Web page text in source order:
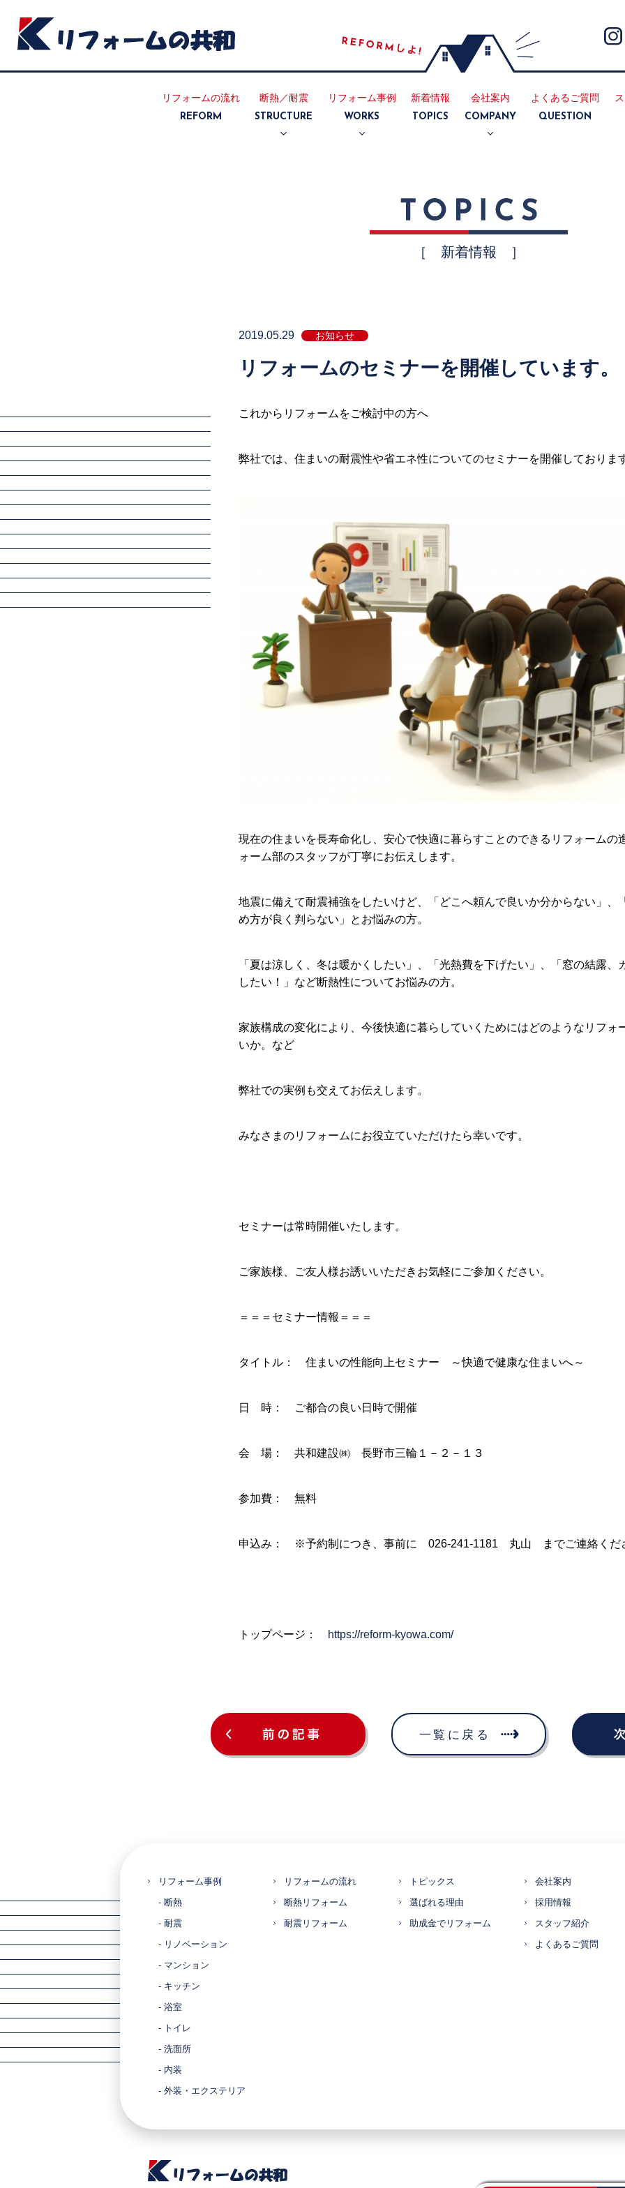
リフォームの流れ
REFORM
断熱／耐震
STRUCTURE
リフォーム事例
WORKS
新着情報
TOPICS
会社案内
COMPANY
よくあるご質問
QUESTION
［ 新着情報 ］
2019.05.29 お知らせ
リフォームのセミナーを開催しています。
これからリフォームをご検討中の方へ
弊社では、住まいの耐震性や省エネ性についてのセミナーを開催しておりま
現在の住まいを長寿命化し、安心で快適に暮らすことのできるリフォームの
ォーム部のスタッフが丁寧にお伝えします。
地震に備えて耐震補強をしたいけど、「どこへ頼んで良いか分からない」、
め方が良く判らない」とお悩みの方。
「夏は涼しく、冬は暖かくしたい」、「光熱費を下げたい」、「窓の結露、
したい！」など断熱性についてお悩みの方。
家族構成の変化により、今後快適に暮らしていくためにはどのようなリフォ
いか。など
弊社での実例も交えてお伝えします。
みなさまのリフォームにお役立ていただけたら幸いです。
セミナーは常時開催いたします。
ご家族様、ご友人様お誘いいただきお気軽にご参加ください。
＝＝＝セミナー情報＝＝＝
タイトル： 住まいの性能向上セミナー ～快適で健康な住まいへ～
日 時： ご都合の良い日時で開催
会 場： 共和建設㈱ 長野市三輪１－２－１３
参加費： 無料
申込み： ※予約制につき、事前に 026-241-1181 丸山 までご連絡くだ
トップページ： https://reform-kyowa.com/
リフォーム事例
- 断熱
- 耐震
- リノベーション
- マンション
- キッチン
- 浴室
- トイレ
- 洗面所
- 内装
- 外装・エクステリア
リフォームの流れ
断熱リフォーム
耐震リフォーム
トピックス
選ばれる理由
助成金でリフォーム
会社案内
採用情報
スタッフ紹介
よくあるご質問